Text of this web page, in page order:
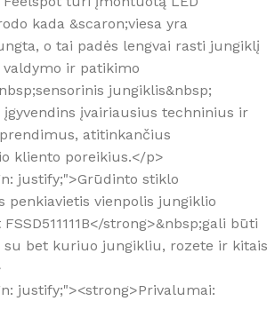
kada &scaron;viesa yra
o tai padės lengvai rasti jungiklį
valdymo ir patikimo
jungiklis&nbsp;
įgyvendins įvairiausius techninius ir
atitinkančius
kliento poreikius.</p>
justify;">Grūdinto stiklo
penkiavietis vienpolis jungiklio
strong>&nbsp;gali būti
su bet kuriuo jungikliu, rozete ir kitais
justify;"><strong>Privalumai: